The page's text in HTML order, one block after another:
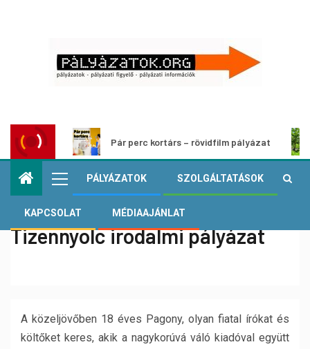
Pár perc kortárs – rövidfilm pályázat
PÁLYÁZATOK SZOLGÁLTATÁSOK
KAPCSOLAT MÉDIAAJÁNLAT
Tizennyolc irodalmi pályázat
A közeljövőben 18 éves Pagony, olyan fiatal írókat és
költőket keres, akik a nagykorúvá váló kiadóval együtt